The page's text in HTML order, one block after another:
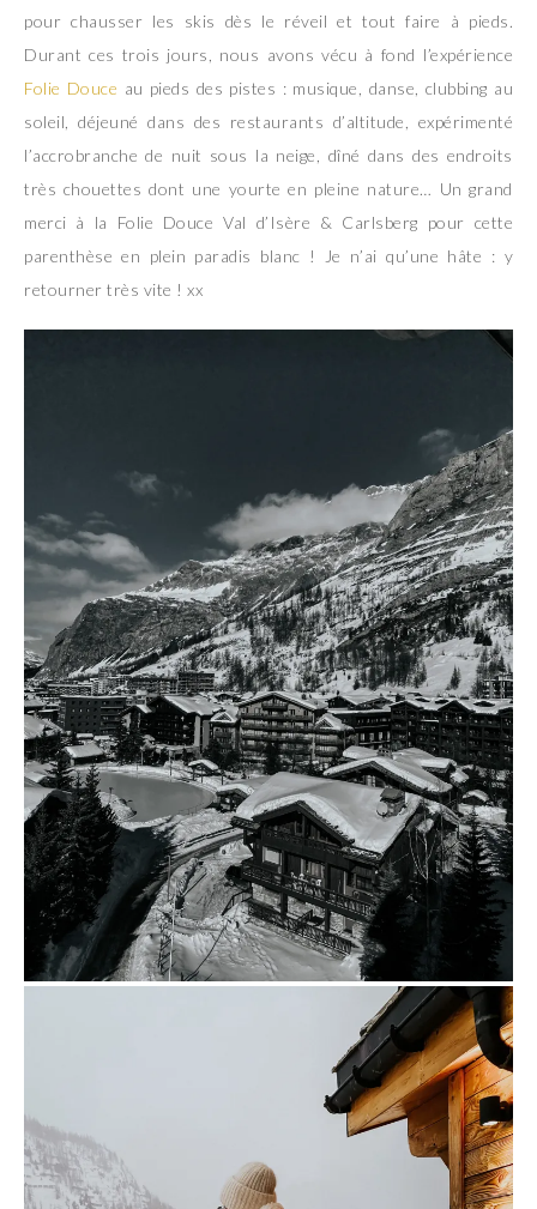
pour chausser les skis dès le réveil et tout faire à pieds.
Durant ces trois jours, nous avons vécu à fond l’expérience
Folie Douce au pieds des pistes : musique, danse, clubbing au
soleil, déjeuné dans des restaurants d’altitude, expérimenté
l’accrobranche de nuit sous la neige, dîné dans des endroits
très chouettes dont une yourte en pleine nature… Un grand
merci à la Folie Douce Val d’Isère & Carlsberg pour cette
parenthèse en plein paradis blanc ! Je n’ai qu’une hâte : y
retourner très vite ! xx